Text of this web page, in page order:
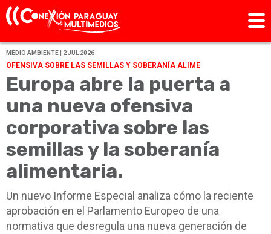
MEDIO AMBIENTE | 2 JUL 2026
OFENSIVA SOBRE LAS SEMILLAS Y SOBERANÍA ALIME
Europa abre la puerta a
una nueva ofensiva
corporativa sobre las
semillas y la soberanía
alimentaria.
Un nuevo Informe Especial analiza cómo la reciente
aprobación en el Parlamento Europeo de una
normativa que desregula una nueva generación de